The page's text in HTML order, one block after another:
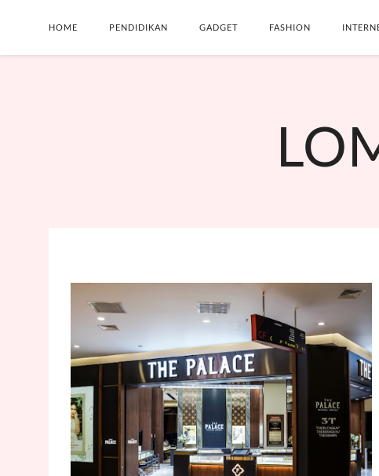
HOME PENDIDIKAN GADGET FASHION